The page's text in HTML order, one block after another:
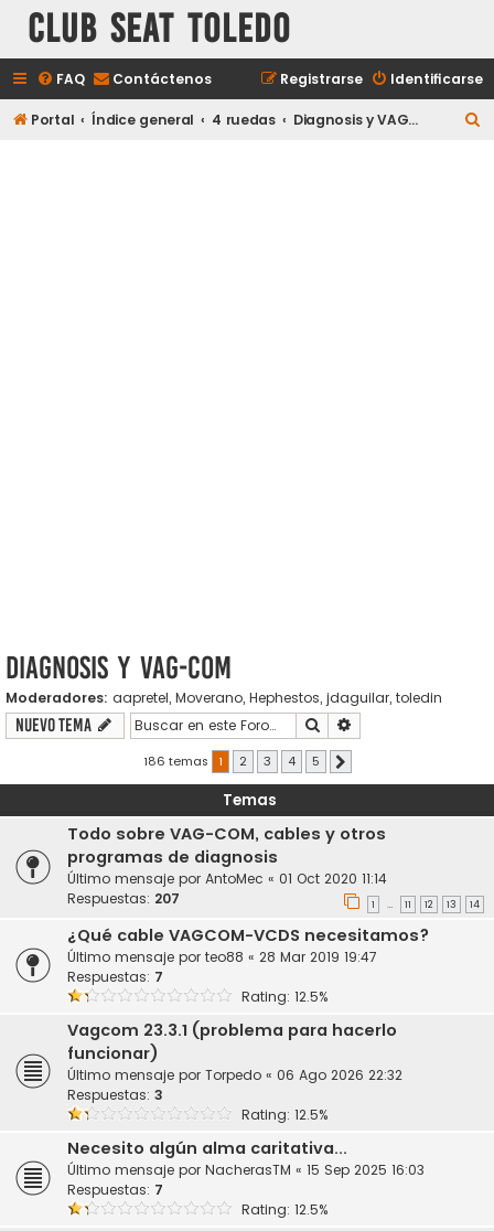
Club Seat Toledo
FAQ Contáctenos Identificarse
Registrarse
Portal Índice general 4 ruedas Diagnosis y VAG-COM
Diagnosis y VAG-COM
Moderadores: aapretel, Moverano, Hephestos, jdaguilar, toledin
Nuevo Tema Buscar
186 temas 1 2 3 4 5
Temas
Todo sobre VAG-COM, cables y otros
programas de diagnosis
Último mensaje por AntoMec « 01 Oct 2020 11:14
Respuestas: 207 1 … 11 12 13 14
¿Qué cable VAGCOM-VCDS necesitamos?
Último mensaje por teo88 « 28 Mar 2019 19:47
Respuestas: 7
Rating: 12.5%
Vagcom 23.3.1 (problema para hacerlo
funcionar)
Último mensaje por Torpedo « 06 Ago 2026 22:32
Respuestas: 3
Rating: 12.5%
Necesito algún alma caritativa...
Último mensaje por NacherasTM « 15 Sep 2025 16:03
Respuestas: 7
Rating: 12.5%